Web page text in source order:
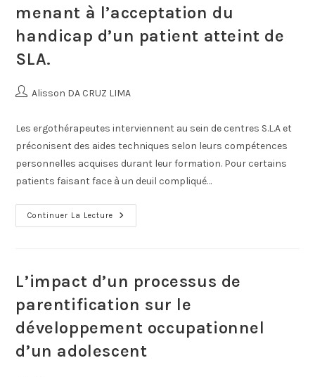
menant à l’acceptation du
handicap d’un patient atteint de
SLA.
Alisson DA CRUZ LIMA
Les ergothérapeutes interviennent au sein de centres S.L.A et
préconisent des aides techniques selon leurs compétences
personnelles acquises durant leur formation. Pour certains
patients faisant face à un deuil compliqué…
Continuer La Lecture
L’impact d’un processus de
parentification sur le
développement occupationnel
d’un adolescent